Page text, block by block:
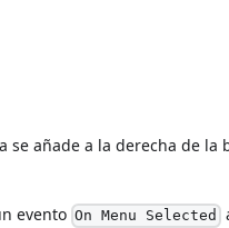
añade a la derecha de
evento On Menu Selected